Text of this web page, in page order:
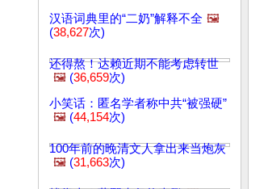
汉语词典里的“二奶”解释不全 🖼️
(38,627次)
还得熬！达赖近期不能考虑转世
🖼️ (36,659次)
小笑话：匿名学者称中共“被强硬”
🖼️ (44,154次)
100年前的晚清文人拿出来当炮灰
🖼️ (31,663次)